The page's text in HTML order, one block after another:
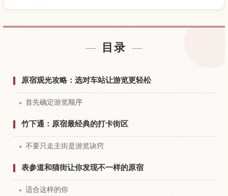
目录
原宿观光攻略：选对车站让游览更轻松
首先确定游览顺序
竹下通：原宿最经典的打卡街区
不要只走主街是游览诀窍
表参道和猫街让你发现不一样的原宿
适合这样的你